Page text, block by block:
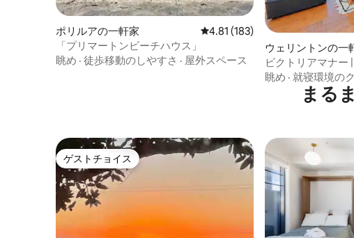
ポリルアの一軒家 レビュー183件、5つ星中4.81つ
4.81 (183)
「プリマートンビーチハウス」
眺め · 徒歩移動のしやすさ · 屋外スペース
ウェリントンの一
ビクトリアマナー
ンス
眺め · 就寝環境の
まる
ゲストチョイス
ゲストチョイス